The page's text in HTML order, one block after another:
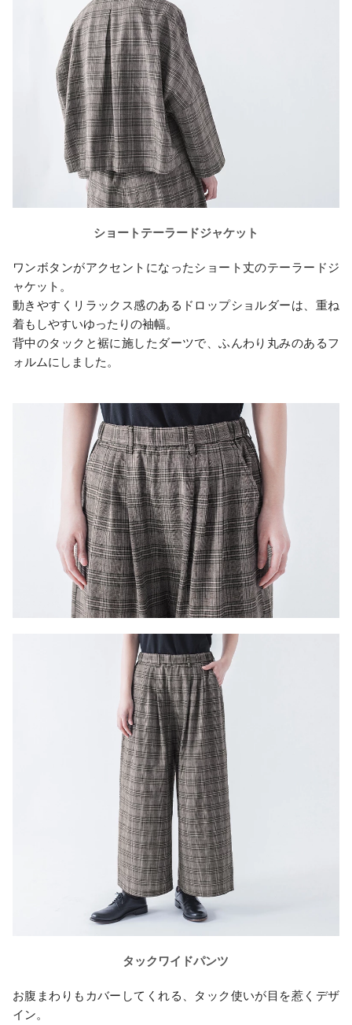
ショートテーラードジャケット
ワンボタンがアクセントになったショート丈のテーラードジ
ャケット。
動きやすくリラックス感のあるドロップショルダーは、重ね
着もしやすいゆったりの袖幅。
背中のタックと裾に施したダーツで、ふんわり丸みのあるフ
ォルムにしました。
タックワイドパンツ
お腹まわりもカバーしてくれる、タック使いが目を惹くデザ
イン。